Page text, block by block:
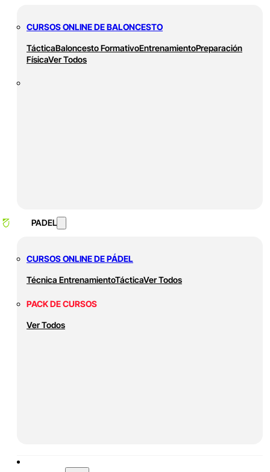
CURSOS ONLINE DE BALONCESTO
TácticaBaloncesto FormativoEntrenamientoPreparación
FísicaVer Todos
PADEL
CURSOS ONLINE DE PÁDEL
Técnica EntrenamientoTácticaVer Todos
PACK DE CURSOS
Ver Todos